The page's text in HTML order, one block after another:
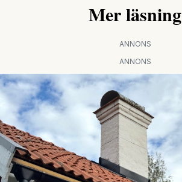
Mer läsning
ANNONS
ANNONS